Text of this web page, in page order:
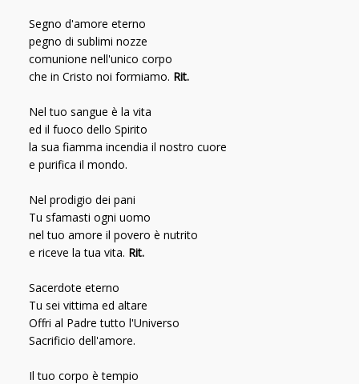
Segno d'amore eterno
pegno di sublimi nozze
comunione nell'unico corpo
che in Cristo noi formiamo. Rit.
Nel tuo sangue è la vita
ed il fuoco dello Spirito
la sua fiamma incendia il nostro cuore
e purifica il mondo.
Nel prodigio dei pani
Tu sfamasti ogni uomo
nel tuo amore il povero è nutrito
e riceve la tua vita. Rit.
Sacerdote eterno
Tu sei vittima ed altare
Offri al Padre tutto l'Universo
Sacrificio dell'amore.
Il tuo corpo è tempio